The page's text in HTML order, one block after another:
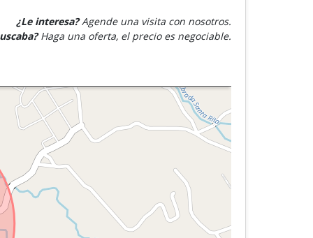
¿Le interesa?Agende una visita con nosotros.
Haga una oferta, el precio es negociable.